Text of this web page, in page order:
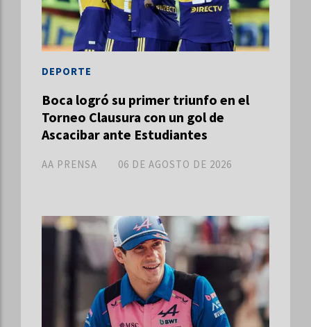
Boca logró su primer triunfo en el
Torneo Clausura con un gol de
Ascacibar ante Estudiantes
AA PRENSA
DEPORTE
06 DE AGOSTO DE 2026